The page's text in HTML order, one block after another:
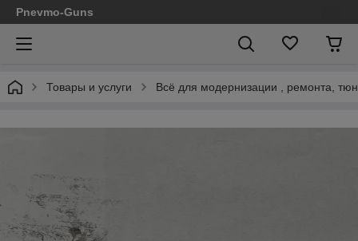
Pnevmo-Guns
Товары и услуги Всё для модернизации , ремонта,